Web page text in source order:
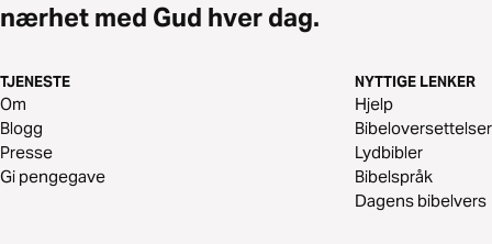
nærhet med Gud hver dag.
TJENESTE
Om
Blogg
Presse
Gi pengegave
NYTTIGE LENKER
Hjelp
Bibeloversettelser
Lydbibler
Bibelspråk
Dagens bibelvers